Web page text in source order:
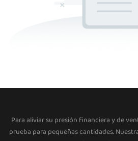
Para aliviar su presión financiera y de
prueba para pequeñas cantidades.